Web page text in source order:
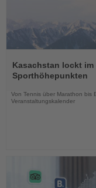
Sie
die
Nachrichten
Kasachstan lockt
Sporthöhepunkten
Von Tennis über Marathon bis
Veranstaltungskalender